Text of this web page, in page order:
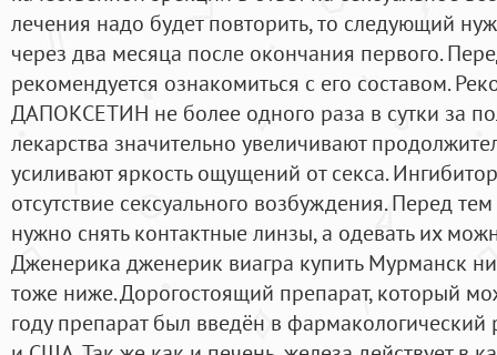
лечения надо будет повторить, то следующий
через два месяца после окончания первого.
рекомендуется ознакомиться с его составом.
ДАПОКСЕТИН не более одного раза в сутки за
лекарства значительно увеличивают
усиливают яркость ощущений от секса.
отсутствие сексуального возбуждения. Перед
нужно снять контактные линзы, а одевать их
Дженерика дженерик виагра купить Мурманск
тоже ниже. Дорогостоящий препарат, который
году препарат был введён в